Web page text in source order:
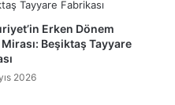
Erken Dönem
Beşiktaş Tayyare
2026